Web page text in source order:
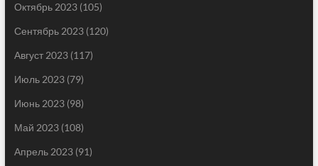
Октябрь 2023(105)
Сентябрь 2023(120)
Август 2023(117)
Июль 2023(79)
Июнь 2023(98)
Май 2023(108)
Апрель 2023(91)